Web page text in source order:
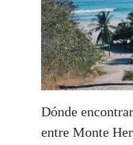
Dónde
entre Monte